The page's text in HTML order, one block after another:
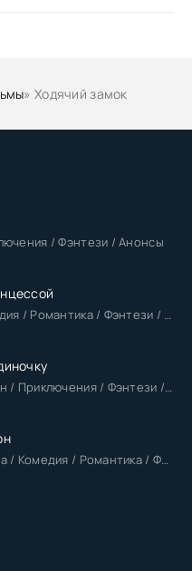
/ Фэнтези / Анонсы
Аниме сериалы / Комедия / Романтика / Фэнтези / Анонсы
Аниме сериалы / Экшен / Приключения / Фэнтези / Анонсы
Аниме сериалы / Драма / Комедия / Романтика / Фантастика / Анонсы
» Ходячий замок